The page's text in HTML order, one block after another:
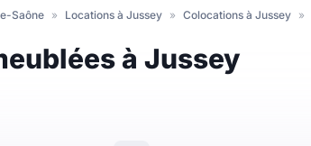
Saône » Locations à Jussey » Colocations à Jussey »
à Jussey